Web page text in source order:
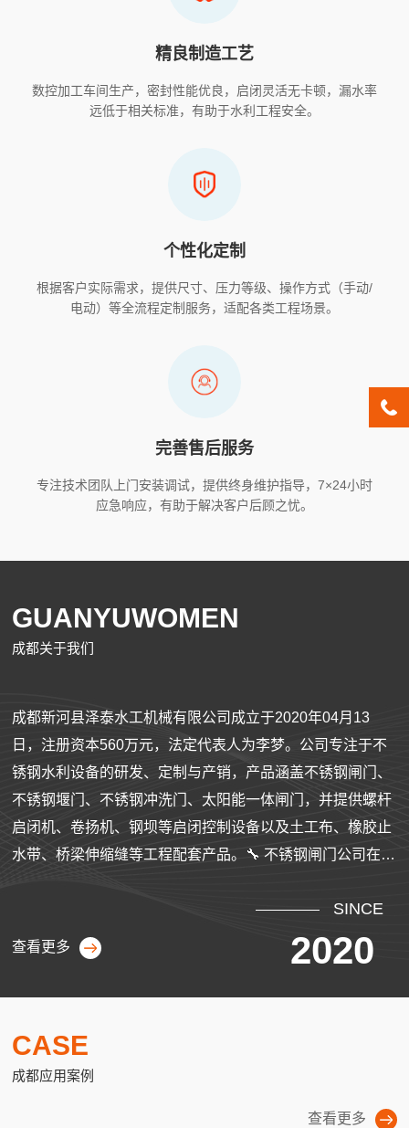
精良制造工艺
数控加工车间生产，密封性能优良，启闭灵活无卡顿，漏水率
远低于相关标准，有助于水利工程安全。
个性化定制
根据客户实际需求，提供尺寸、压力等级、操作方式（手动/
电动）等全流程定制服务，适配各类工程场景。
完善售后服务
专注技术团队上门安装调试，提供终身维护指导，7×24小时
应急响应，有助于解决客户后顾之忧。
GUANYUWOMEN
成都关于我们
成都新河县泽泰水工机械有限公司成立于2020年04月13
日，注册资本560万元，法定代表人为李梦。公司专注于不
锈钢水利设备的研发、定制与产销，产品涵盖不锈钢闸门、
不锈钢堰门、不锈钢冲洗门、太阳能一体闸门，并提供螺杆
启闭机、卷扬机、钢坝等启闭控制设备以及土工布、橡胶止
水带、桥梁伸缩缝等工程配套产品。🔧 不锈钢闸门公司在不
焊工艺焊接，搭配氟橡胶密封件提升密封效果，经酸洗钝化
处理增强防腐性能，可根据不同工况需求进行定制。产品类
型多样，规格覆盖范围较广，适用于水利工程中的水位控
查看更多
SINCE
2020
CASE
成都应用案例
查看更多